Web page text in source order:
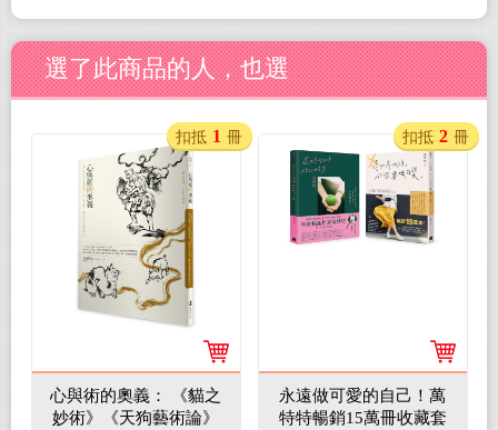
選了此商品的人，也選
心與術的奧義： 《貓之
妙術》《天狗藝術論》
扣抵 1 冊
永遠做可愛的自己！萬
特特暢銷15萬冊收藏套
扣抵 2 冊